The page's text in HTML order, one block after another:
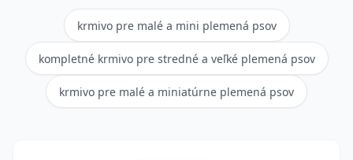
krmivo pre malé a mini plemená psov
kompletné krmivo pre stredné a veľké plemená psov
krmivo pre malé a miniatúrne plemená psov